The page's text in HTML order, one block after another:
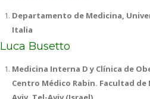
Departamento de Medicina,
Italia
Luca Busetto
Medicina Interna D y Clínica de
Centro Médico Rabin. Facultad